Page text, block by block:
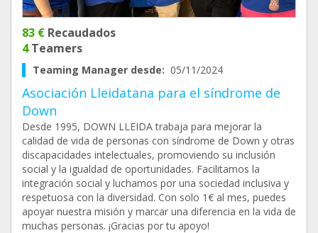
83 € Recaudados
4Teamers
Teaming Manager desde: 05/11/2024
Asociación Lleidatana para el síndrome de
Down
Desde 1995, DOWN LLEIDA trabaja para mejorar la
calidad de vida de personas con síndrome de Down y otras
discapacidades intelectuales, promoviendo su inclusión
social y la igualdad de oportunidades. Facilitamos la
integración social y luchamos por una sociedad inclusiva y
respetuosa con la diversidad. Con solo 1€ al mes, puedes
apoyar nuestra misión y marcar una diferencia en la vida de
muchas personas. ¡Gracias por tu apoyo!